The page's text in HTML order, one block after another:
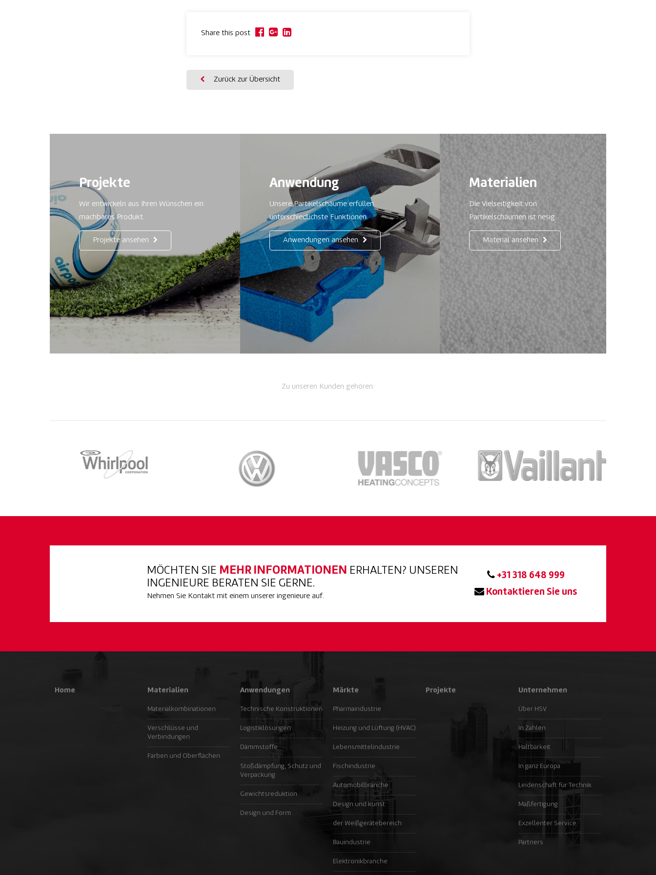
Share this post
Zurück zur Übersicht
Projekte
Wir entwickeln aus Ihren Wünschen ein
machbares Produkt.
Projekte ansehen
Anwendung
Unsere Partikelschäume erfüllen
unterschiedlichste Funktionen.
Anwendungen ansehen
Materialien
Die Vielseitigkeit von
Partikelschäumen ist riesig.
Material ansehen
Zu unseren Kunden gehören:
MÖCHTEN SIE MEHR INFORMATIONEN ERHALTEN? UNSEREN
INGENIEURE BERATEN SIE GERNE.
Nehmen Sie Kontakt mit einem unserer ingenieure auf.
+31 318 648 999
Kontaktieren Sie uns
Home Materialien
Materialkombinationen
Verschlüsse und
Verbindungen
Farben und Oberflächen
Anwendungen
Technische Konstruktionen
Logistiklösungen
Dämmstoffe
Stoßdämpfung, Schutz und
Verpackung
Gewichtsreduktion
Design und Form
Märkte
Pharmaindustrie
Heizung und Lüftung (HVAC)
Lebensmittelindustrie
Fischindustrie
Automobilbranche
Design und kunst
der Weißgerätebereich
Bauindustrie
Elektronikbranche
Projekte Unternehmen
Über HSV
In Zahlen
Haltbarkeit
In ganz Europa
Leidenschaft für Technik
Maßfertigung
Exzellenter Service
Partners